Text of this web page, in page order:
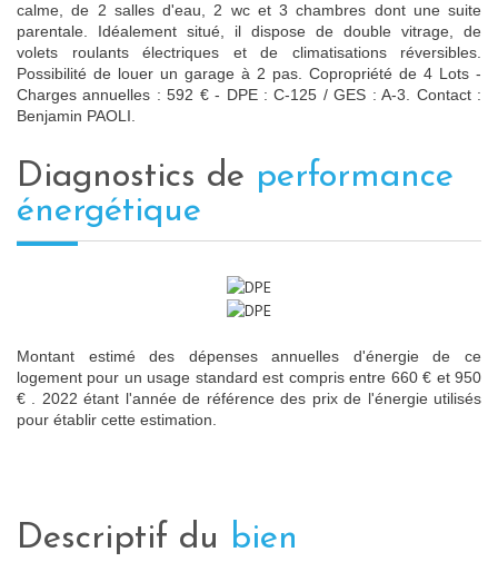
calme, de 2 salles d'eau, 2 wc et 3 chambres dont une suite
parentale. Idéalement situé, il dispose de double vitrage, de
volets roulants électriques et de climatisations réversibles.
Possibilité de louer un garage à 2 pas. Copropriété de 4 Lots -
Charges annuelles : 592 € - DPE : C-125 / GES : A-3. Contact :
Benjamin PAOLI.
diagnostics de performance
énergétique
Montant estimé des dépenses annuelles d'énergie de ce
logement pour un usage standard est compris entre 660 € et 950
€ . 2022 étant l'année de référence des prix de l'énergie utilisés
pour établir cette estimation.
descriptif du bien